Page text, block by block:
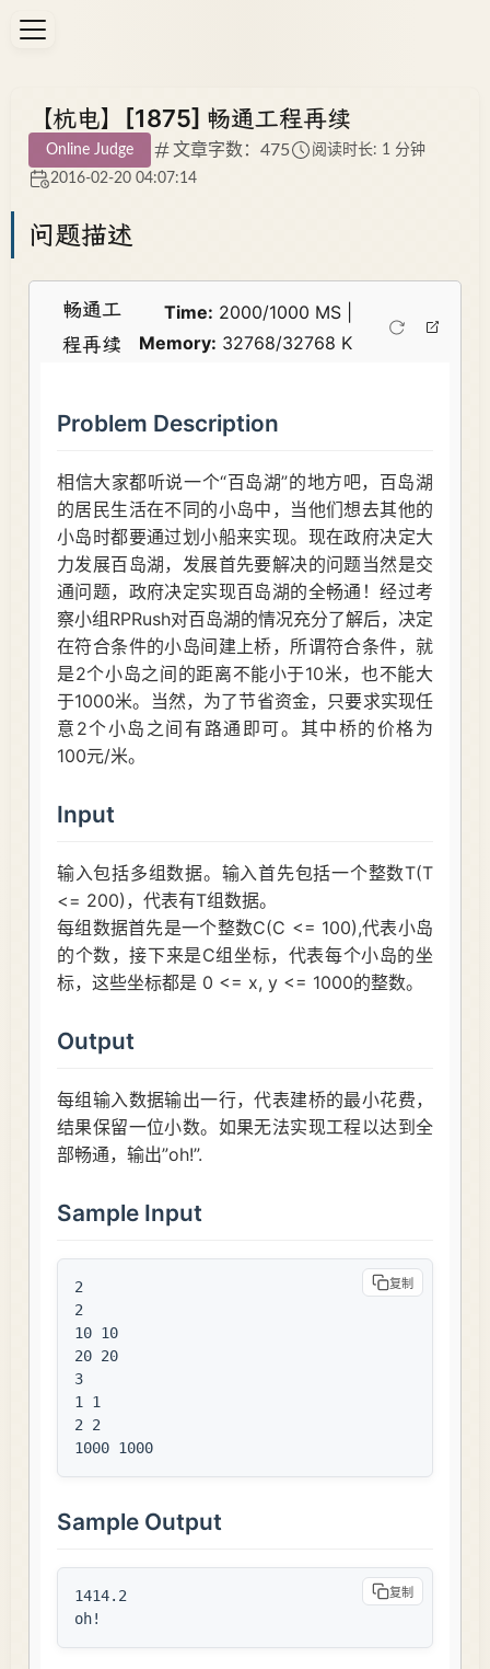
【杭电】[1875] 畅通工程再续
Online Judge 文章字数：475
阅读时长: 1 分钟
2016-02-20 04:07:14
问题描述
畅通工
程再续
Time: 2000/1000 MS |
Memory: 32768/32768 K